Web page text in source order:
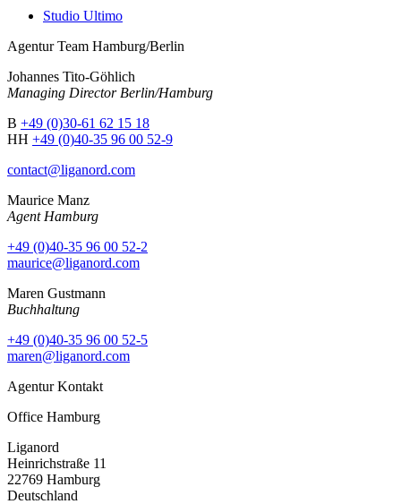
Studio Ultimo
Agentur Team Hamburg/Berlin
Johannes Tito-Göhlich
Managing Director Berlin/Hamburg
B +49 (0)30-61 62 15 18
HH +49 (0)40-35 96 00 52-9
contact@liganord.com
Maurice Manz
Agent Hamburg
+49 (0)40-35 96 00 52-2
maurice@liganord.com
Maren Gustmann
Buchhaltung
+49 (0)40-35 96 00 52-5
maren@liganord.com
Agentur Kontakt
Office Hamburg
Liganord
Heinrichstraße 11
22769 Hamburg
Deutschland